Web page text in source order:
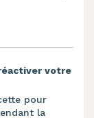
votre
pour
la